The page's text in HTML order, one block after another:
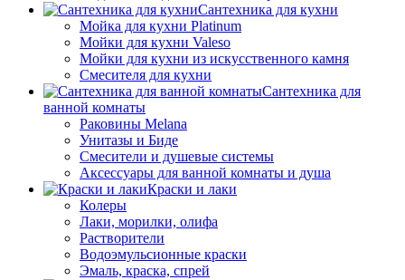
Сантехника для кухни
Мойка для кухни Platinum
Мойки для кухни Valeso
Мойки для кухни из искусственного камня
Смесителя для кухни
Сантехника для
ванной комнаты
Раковины Melana
Унитазы и Биде
Смесители и душевые системы
Аксессуары для ванной комнаты и душа
Краски и лаки
Колеры
Лаки, морилки, олифа
Растворители
Водоэмульсионные краски
Эмаль, краска, спрей